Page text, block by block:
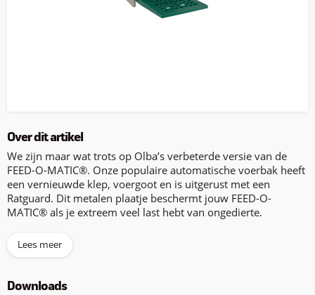
Over dit artikel
We zijn maar wat trots op Olba’s verbeterde versie van de
FEED-O-MATIC®. Onze populaire automatische voerbak heeft
een vernieuwde klep, voergoot en is uitgerust met een
Ratguard. Dit metalen plaatje beschermt jouw FEED-O-
MATIC® als je extreem veel last hebt van ongedierte.
Lees meer
Downloads